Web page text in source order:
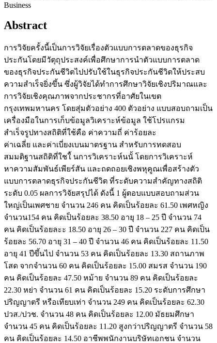
Business
Abstract
การวิจัยครั้งนี้เป็นการวิจัยเรื่องตัวแบบการตลาดของธุรกิจ
ประกันโดยมีวัตุถุประสงค์เพื่อศึกษาการนำตัวแบบการตลาด
ของธุรกิจประกันชีวิตไปปรับใช้ในธุรกิจประกันชีวิตให้ประสบ
ความสำเร็จยิ่งขึ้น ซึ่งผู้วิจัยได้ทำการศึกษาวิจัยเชิงปริมาณและ
การวิจัยเชิงคุณภาพจากประชากรที่อาศัยในเขต
กรุงเทพมหานคร โดยสุ่มตัวอย่าง 400 ตัวอย่าง แบบสอบถามเป็น
เครื่องมือในการเก็บข้อมูลวิเคราะห์ข้อมูล ใช้โปรแกรม
สำเร็จรูปทางสถิติที่ใช้คือ ค่าความถี่ ค่าร้อยละ
ค่าเฉลี่ย และค่าเบี่ยงเบนมาตรฐาน สำหรับการทดสอบ
สมมติฐานสถิติที่ใชใ้ นการวิเคราะห์นนั้ โดยการวิเคราะห์
หาความสัมพันธ์เพียร์สัน และถดถอยเชิงพหุคูณเพื่อสร้างตัว
แบบการตลาดธุรกิจประกันชีวิต ที่ระดับความสำคัญทางสถิติ
ระดับ 0.05 ผลการวิจัยสรุปได้ ดังนี้ 1 ผู้ตอบแบบสอบถามส่วน
ใหญ่เป็นเพศชาย จำนวน 246 คน คิดเป็นร้อยละ 61.50 เพศหญิง
จำนวน154 คน คิดเป็นร้อยละ 38.50 อายุ 18 – 25 ปี จำนวน 74
คน คิดเป็นร้อยละะ 18.50 อายุ 26 – 30 ปี จำนวน 227 คน คิดเป็น
ร้อยละ 56.70 อายุ 31 – 40 ปี จำนวน 46 คน คิดเป็นร้อยละ 11.50
อายุ 41 ปีขึ้นไป จำนวน 53 คน คิดเป็นร้อยละ 13.30 สถานภาพ
โสด จากจำนวน 60 คน คิดเป็นร้อยละ 15.00 สมรส จำนวน 190
คน คิดเป็นร้อยละ 47.50 หม้าย จำนวน 89 คน คิดเป็นร้อยละ
22.30 หย่า จำนวน 61 คน คิดเป็นร้อยละ 15.20 ระดับการศึกษา
ปริญญาตรี หรือเทียบเท่า จำนวน 249 คน คิดเป็นร้อยละ 62.30
ปวส./ปวช. จำนวน 48 คน คิดเป็นร้อยละ 12.00 มัธยมศึกษา
จำนวน 45 คน คิดเป็นร้อยละ 11.20 สูงกว่าปริญญาตรี จำนวน 58
คน คิดเป็นร้อยละ 14.50 อาชีพพนักงานบริษัทเอกชน จำนวน